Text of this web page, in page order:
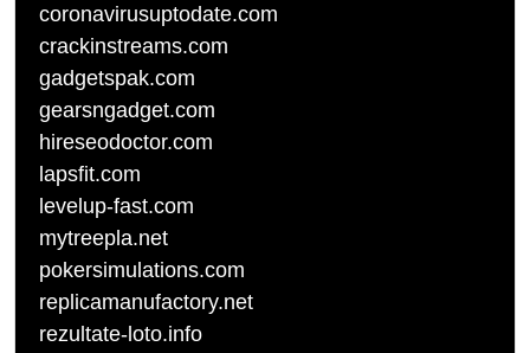
coronavirusuptodate.com
crackinstreams.com
gadgetspak.com
gearsngadget.com
hireseodoctor.com
lapsfit.com
levelup-fast.com
mytreepla.net
pokersimulations.com
replicamanufactory.net
rezultate-loto.info